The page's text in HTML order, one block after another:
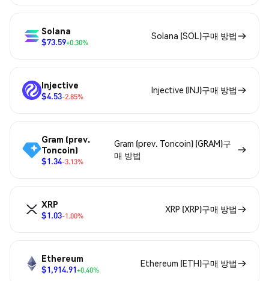
Solana
$73.59+0.30%
Solana (SOL)구매 방법
Injective
$4.53-2.85%
Injective (INJ)구매 방법
Gram (prev.
Toncoin)
$1.34-3.13%
Gram (prev. Toncoin) (GRAM)구
매 방법
XRP
$1.03-1.00%
XRP (XRP)구매 방법
Ethereum
$1,914.91+0.40%
Ethereum (ETH)구매 방법